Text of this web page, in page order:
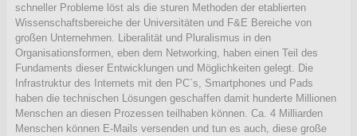
schneller Probleme löst als die sturen Methoden der etablierten
Wissenschaftsbereiche der Universitäten und F&E Bereiche von
großen Unternehmen. Liberalität und Pluralismus in den
Organisationsformen, eben dem Networking, haben einen Teil des
Fundaments dieser Entwicklungen und Möglichkeiten gelegt. Die
Infrastruktur des Internets mit den PC`s, Smartphones und Pads
haben die technischen Lösungen geschaffen damit hunderte Millionen
Menschen an diesen Prozessen teilhaben können. Ca. 4 Milliarden
Menschen können E-Mails versenden und tun es auch, diese große